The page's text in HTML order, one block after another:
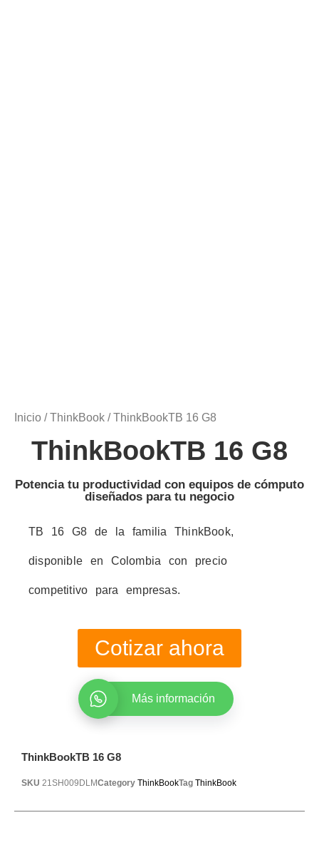
Inicio /ThinkBook / ThinkBookTB 16 G8
ThinkBookTB 16 G8
Potencia tu productividad con equipos de cómputo
diseñados para tu negocio
TB 16 G8 de la familia ThinkBook,
disponible en Colombia con precio
competitivo para empresas.
Cotizar ahora
Más información
ThinkBookTB 16 G8
SKU 21SH009DLMCategory ThinkBookTag ThinkBook